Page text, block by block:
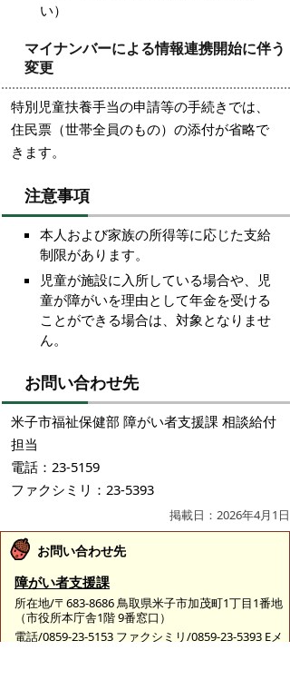
い）
マイナンバーによる情報連携開始に伴う
変更
特別児童扶養手当の申請等の手続きでは、
住民票（世帯全員のもの）の添付が省略で
きます。
注意事項
本人および家族の所得等に応じた支給
制限があります。
児童が施設に入所している場合や、児
童が障がいを理由として年金を受ける
ことができる場合は、対象となりませ
ん。
お問い合わせ先
米子市福祉保健部 障がい者支援課 相談給付
担当
電話：23-5159
ファクシミリ：23-5393
掲載日：2026年4月1日
お問い合わせ先
障がい者支援課
所在地/〒683-8686 鳥取県米子市加茂町1丁目1番地
（市役所本庁舎1階 9番窓口）
電話/0859-23-5153 ファクシミリ/0859-23-5393 Eメ